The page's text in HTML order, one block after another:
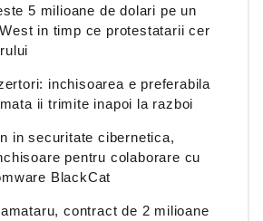
5 milioane de dolari pe un
in timp ce protestatarii cer
inchisoarea e preferabila
ii trimite inapoi la razboi
in securitate cibernetica,
pentru colaborare cu
BlackCat
contract de 2 milioane